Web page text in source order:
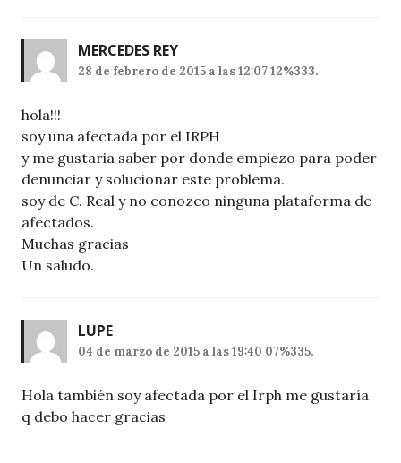
MERCEDES REY
28 de febrero de 2015 a las 12:07 12%333.
hola!!!
soy una afectada por el IRPH
y me gustaria saber por donde empiezo para poder
denunciar y solucionar este problema.
soy de C. Real y no conozco ninguna plataforma de
afectados.
Muchas gracias
Un saludo.
LUPE
04 de marzo de 2015 a las 19:40 07%335.
Hola también soy afectada por el Irph me gustaría
q debo hacer gracias